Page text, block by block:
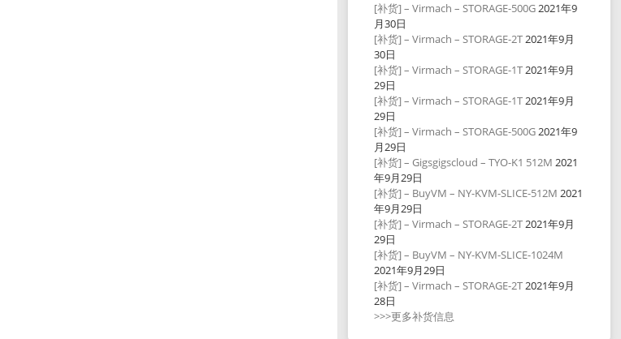
[补货] – Virmach – STORAGE-500G2021年9
月30日
[补货] – Virmach – STORAGE-2T2021年9月
30日
[补货] – Virmach – STORAGE-1T2021年9月
29日
[补货] – Virmach – STORAGE-1T2021年9月
29日
[补货] – Virmach – STORAGE-500G2021年9
月29日
[补货] – Gigsgigscloud – TYO-K1 512M 2021
年9月29日
[补货] – BuyVM – NY-KVM-SLICE-512M 2021
年9月29日
[补货] – Virmach – STORAGE-2T2021年9月
29日
[补货] – BuyVM – NY-KVM-SLICE-1024M
2021年9月29日
[补货] – Virmach – STORAGE-2T2021年9月
28日
>>>更多补货信息